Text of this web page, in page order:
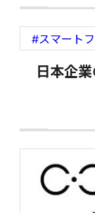
#スマート
日本企